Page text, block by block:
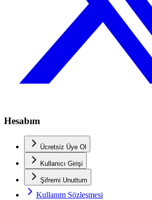
Hesabım
Ücretsiz Üye Ol
Kullanıcı Girişi
Şifremi Unuttum
Kullanım Sözleşmesi